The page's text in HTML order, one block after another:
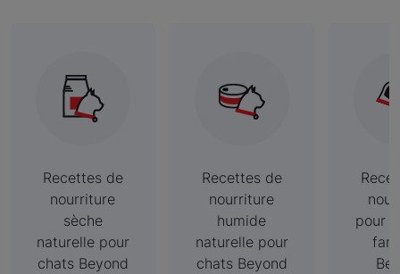
Recettes de
nourriture
sèche
naturelle pour
chats Beyond
Recettes de
nourriture
humide
naturelle pour
chats Beyond
pour